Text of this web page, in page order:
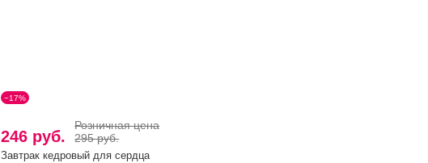
−17%
246 руб.
Розничная цена
295 руб.
Завтрак кедровый для сердца